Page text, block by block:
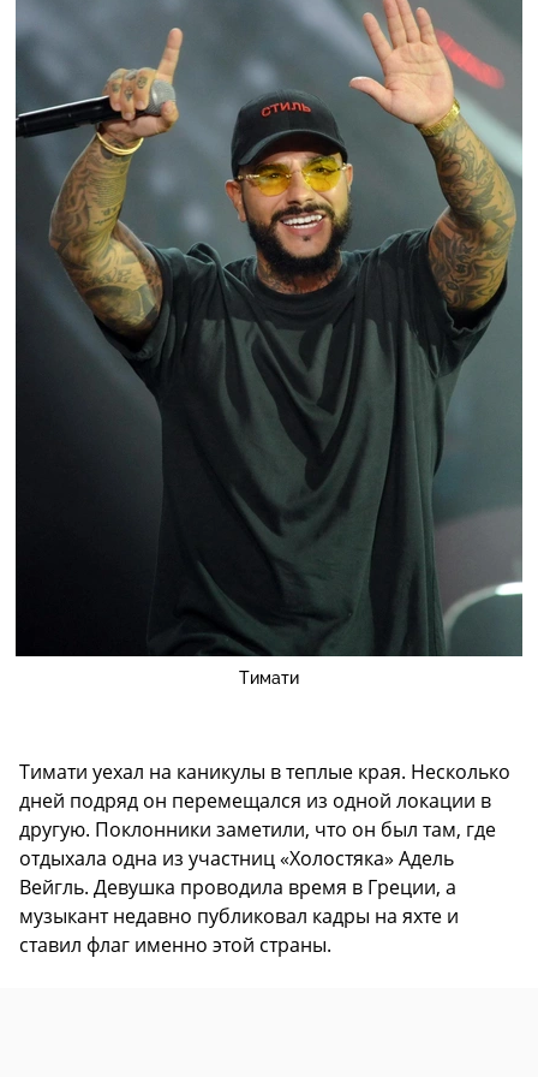
Тимати
Тимати уехал на каникулы в теплые края. Несколько
дней подряд он перемещался из одной локации в
другую. Поклонники заметили, что он был там, где
отдыхала одна из участниц «Холостяка» Адель
Вейгль. Девушка проводила время в Греции, а
музыкант недавно публиковал кадры на яхте и
ставил флаг именно этой страны.